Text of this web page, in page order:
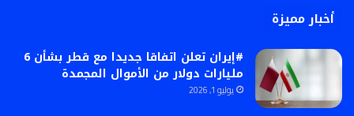
أخبار مميزة
#إيران تعلن اتفاقا جديدا مع قطر بشأن 6
مليارات دولار من الأموال المجمدة
يوليو 1, 2026